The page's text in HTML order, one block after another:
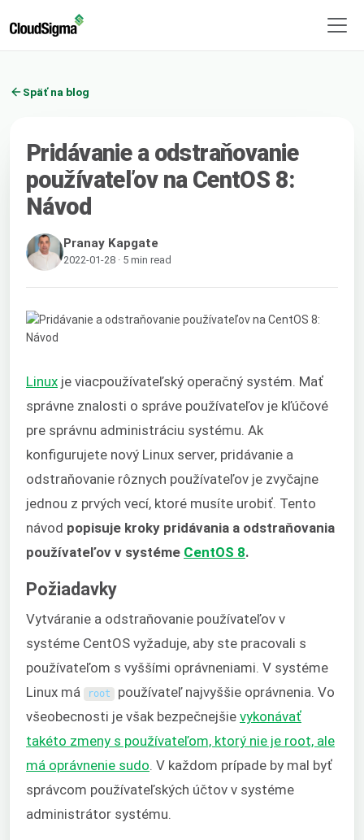
Späť na blog
Pridávanie a odstraňovanie
používateľov na CentOS 8:
Návod
Pranay Kapgate
2022-01-28 · 5 min read
Linux je viacpoužívateľský operačný systém. Mať
správne znalosti o správe používateľov je kľúčové
pre správnu administráciu systému. Ak
konfigurujete nový Linux server, pridávanie a
odstraňovanie rôznych používateľov je zvyčajne
jednou z prvých vecí, ktoré musíte urobiť. Tento
návod popisuje kroky pridávania a odstraňovania
používateľov v systéme CentOS 8.
Požiadavky
Vytváranie a odstraňovanie používateľov v
systéme CentOS vyžaduje, aby ste pracovali s
používateľom s vyššími oprávneniami. V systéme
Linux má
root používateľ najvyššie oprávnenia. Vo
všeobecnosti je však bezpečnejšie vykonávať
takéto zmeny s používateľom, ktorý nie je root, ale
má oprávnenie sudo. V každom prípade by mal byť
správcom používateľských účtov v systéme
administrátor systému.